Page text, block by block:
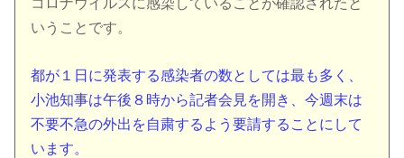
コロナウイルスに感染していることが確認されたと
いうことです。
都が１日に発表する感染者の数としては最も多く、
小池知事は午後８時から記者会見を開き、今週末は
不要不急の外出を自粛するよう要請することにして
います。